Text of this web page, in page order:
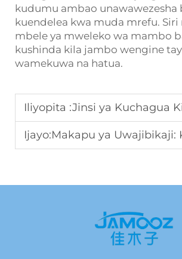
kudumu ambao unawawezesha
kuendelea kwa muda mrefu.
mbele ya mweleko wa mambo
kushinda kila jambo wengine
wamekuwa na hatua.
Iliyopita :Jinsi ya Kuchagua Kiti cha Kupambana Dogo la Mwongozo kwa Hoteli
Ijayo:Makapu ya Uwajibikaji: Kwa Nini Wanauzaji wa B2B